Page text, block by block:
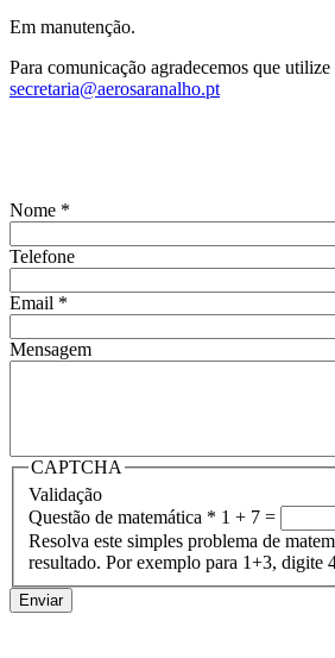
Em manutenção.
Para comunicação agradecemos que
secretaria@aerosaranalho.pt
Nome *
Telefone
Email *
Mensagem
CAPTCHA
Validação
Questão de matemática * 1 + 7 =
Resolva este simples problema de
resultado. Por exemplo para 1+3, digite